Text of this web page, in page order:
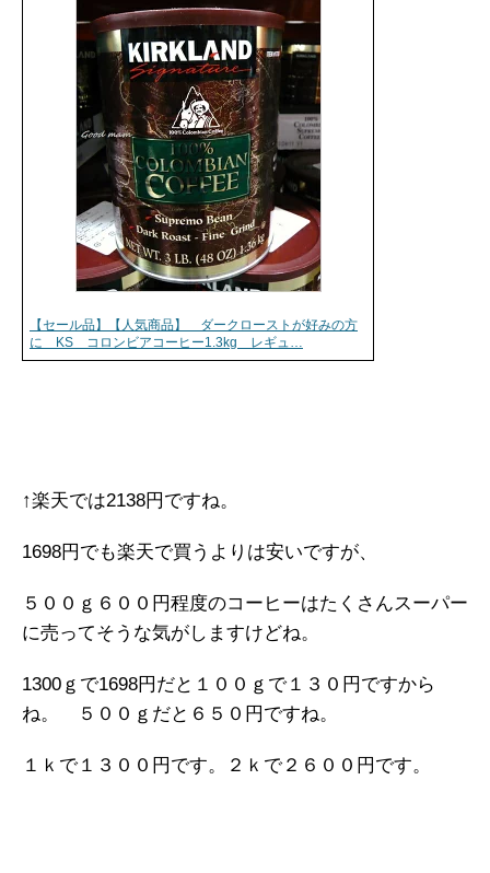
【セール品】【人気商品】 ダークローストが好みの方
に KS コロンビアコーヒー1.3kg レギュ…
↑楽天では2138円ですね。
1698円でも楽天で買うよりは安いですが、
５００ｇ６００円程度のコーヒーはたくさんスーパー
に売ってそうな気がしますけどね。
1300ｇで1698円だと１００ｇで１３０円ですから
ね。 ５００ｇだと６５０円ですね。
１ｋで１３００円です。２ｋで２６００円です。